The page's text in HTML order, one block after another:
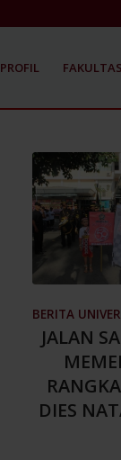
PROFIL FAKULTAS
BERITA
JALAN
DIES